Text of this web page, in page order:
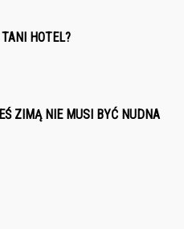
HOTEL?
ZIMĄ NIE MUSI BYĆ NUDNA